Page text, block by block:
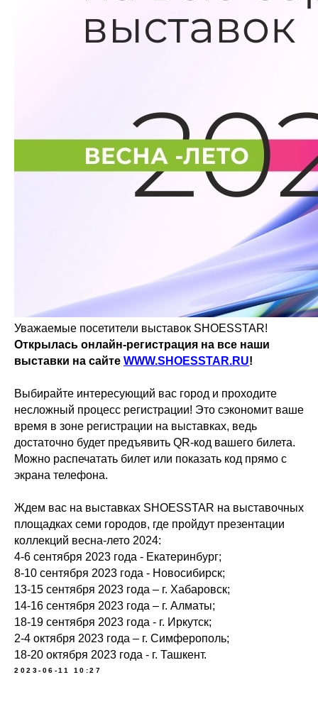
Уважаемые посетители выставок SHOESSTAR!
Открылась онлайн-регистрация на все наши
выставки на сайте WWW.SHOESSTAR.RU!
Выбирайте интересующий вас город и проходите
несложный процесс регистрации! Это сэкономит ваше
время в зоне регистрации на выставках, ведь
достаточно будет предъявить QR-код вашего билета.
Можно распечатать билет или показать код прямо с
экрана телефона.
Ждем вас на выставках SHOESSTAR на выставочных
площадках семи городов, где пройдут презентации
коллекций весна-лето 2024:
4-6 сентября 2023 года - Екатеринбург;
8-10 сентября 2023 года - Новосибирск;
13-15 сентября 2023 года – г. Хабаровск;
14-16 сентября 2023 года – г. Алматы;
18-19 сентября 2023 года - г. Иркутск;
2-4 октября 2023 года – г. Симферополь;
18-20 октября 2023 года - г. Ташкент.
2023-06-11 10:27